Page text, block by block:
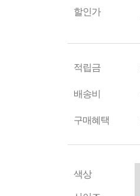
할인가
적립금
배송비
구매혜택
색상